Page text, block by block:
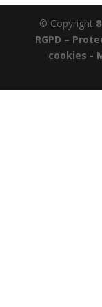
© Copyright
RGPD –
cookies -